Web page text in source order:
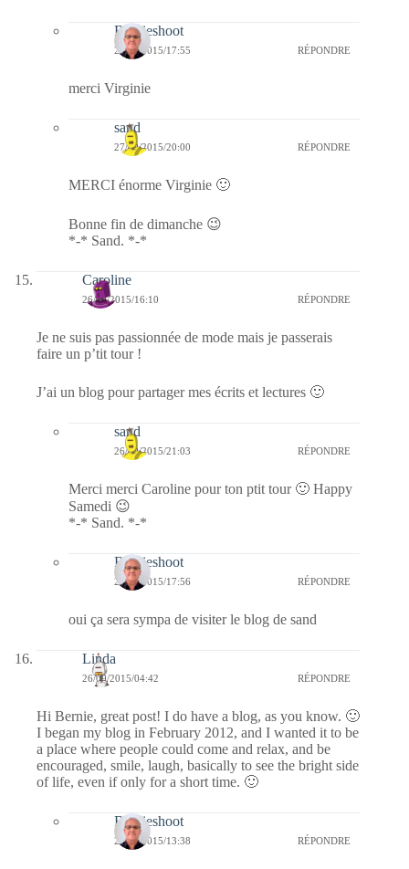
Bernieshoot
27/09/2015/17:55 RÉPONDRE
merci Virginie
sand
27/09/2015/20:00 RÉPONDRE
MERCI énorme Virginie 🙂
Bonne fin de dimanche 😉
*-* Sand. *-*
Caroline
26/09/2015/16:10 RÉPONDRE
Je ne suis pas passionnée de mode mais je passerais
faire un p’tit tour !
J’ai un blog pour partager mes écrits et lectures 🙂
sand
26/09/2015/21:03 RÉPONDRE
Merci merci Caroline pour ton ptit tour 🙂 Happy
Samedi 😉
*-* Sand. *-*
Bernieshoot
27/09/2015/17:56 RÉPONDRE
oui ça sera sympa de visiter le blog de sand
Linda
26/09/2015/04:42 RÉPONDRE
Hi Bernie, great post! I do have a blog, as you know. 🙂
I began my blog in February 2012, and I wanted it to be
a place where people could come and relax, and be
encouraged, smile, laugh, basically to see the bright side
of life, even if only for a short time. 🙂
Bernieshoot
26/09/2015/13:38 RÉPONDRE